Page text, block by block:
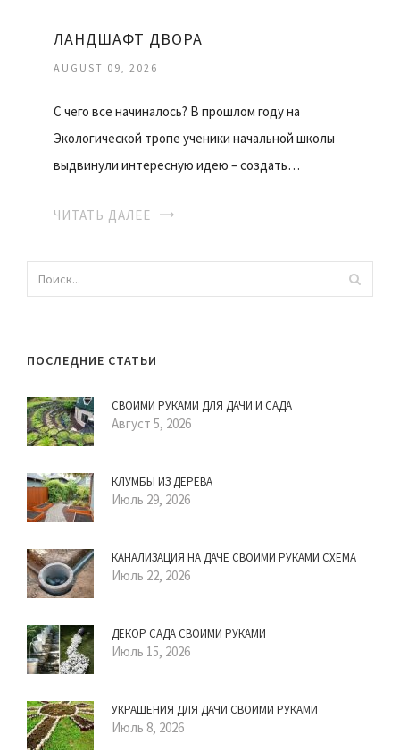
ЛАНДШАФТ ДВОРА
AUGUST 09, 2026
С чего все начиналось? В прошлом году на
Экологической тропе ученики начальной школы
выдвинули интересную идею – создать…
ЧИТАТЬ ДАЛЕЕ
ПОСЛЕДНИЕ СТАТЬИ
СВОИМИ РУКАМИ ДЛЯ ДАЧИ И САДА
Август 5, 2026
КЛУМБЫ ИЗ ДЕРЕВА
Июль 29, 2026
КАНАЛИЗАЦИЯ НА ДАЧЕ СВОИМИ РУКАМИ СХЕМА
Июль 22, 2026
ДЕКОР САДА СВОИМИ РУКАМИ
Июль 15, 2026
УКРАШЕНИЯ ДЛЯ ДАЧИ СВОИМИ РУКАМИ
Июль 8, 2026